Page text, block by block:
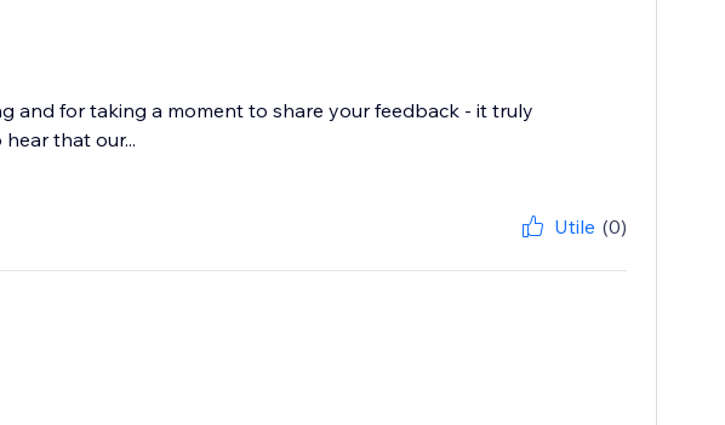
and for taking a moment to share your feedback - it truly
that our...
Utile (0)